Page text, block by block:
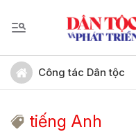
Công tác Dân tộc
tiếng Anh